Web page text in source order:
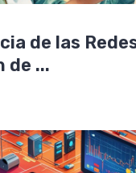
de las
de ...